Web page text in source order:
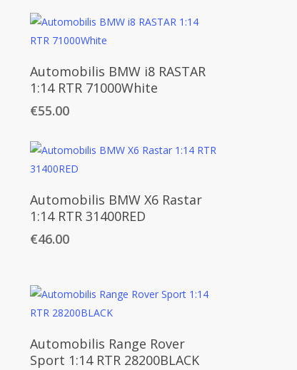
Daugiau
Automobilis BMW i8 RASTAR
1:14 RTR 71000White
€55.00
Daugiau
Automobilis BMW X6 Rastar
1:14 RTR 31400RED
€46.00
Daugiau
Automobilis Range Rover
Sport 1:14 RTR 28200BLACK